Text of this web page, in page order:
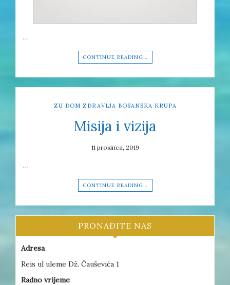
…
CONTINUE READING…
ZU DOM ZDRAVLJA BOSANSKA KRUPA
Misija i vizija
11 prosinca, 2019
…
CONTINUE READING…
PRONAĐITE NAS
Adresa
Reis ul uleme Dž. Čauševića 1
Radno vrijeme